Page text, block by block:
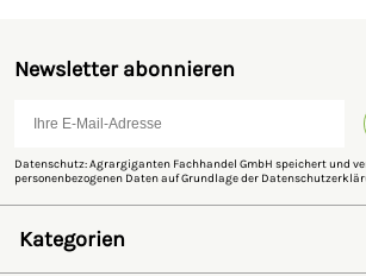
Newsletter abonnieren
Datenschutz: Agrargiganten Fachhandel GmbH speichert und
personenbezogenen Daten auf Grundlage der
Kategorien